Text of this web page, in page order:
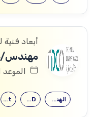
أبعاد فنية
مهندس/
الموعد
Revit AutoCAD الهندسة المدنية